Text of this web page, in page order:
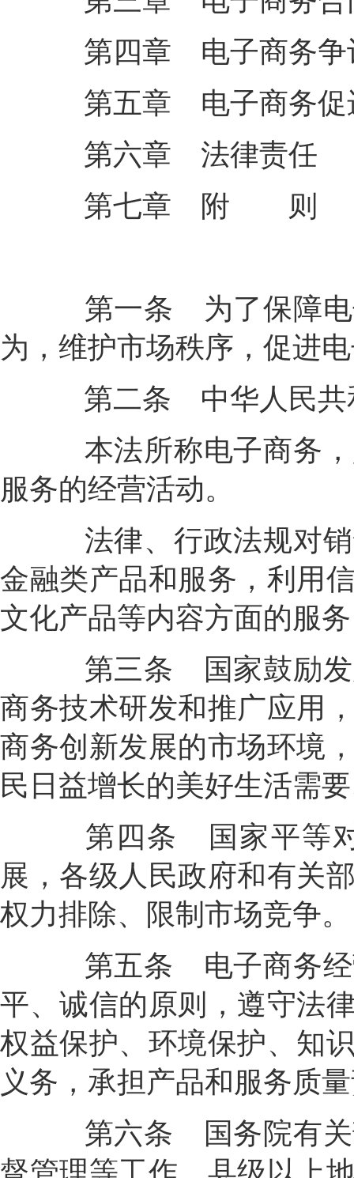
第四章 电子商务争
第五章 电子商务促
第六章 法律责任
第七章 附 则
第一条 为了保障
为，维护市场秩序，促进
第二条 中华人民
本法所称电子商务，
服务的经营活动。
法律、行政法规对销
金融类产品和服务，利用
文化产品等内容方面的服
第三条
国家鼓励
商务技术研发和推广应用
商务创新发展的市场环境
民日益增长的美好生活需
第四条
国家平等
展，各级人民政府和有关
权力排除、限制市场竞争。
第五条 电子商务
平、诚信的原则，遵守法
权益保护、环境保护、知
义务，承担产品和服务质
第六条
国务院有